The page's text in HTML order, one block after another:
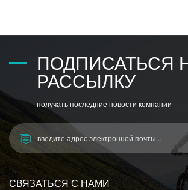
ПОДПИСАТЬСЯ
РАССЫЛКУ
получать последние новости компании
СВЯЗАТЬСЯ С НАМИ